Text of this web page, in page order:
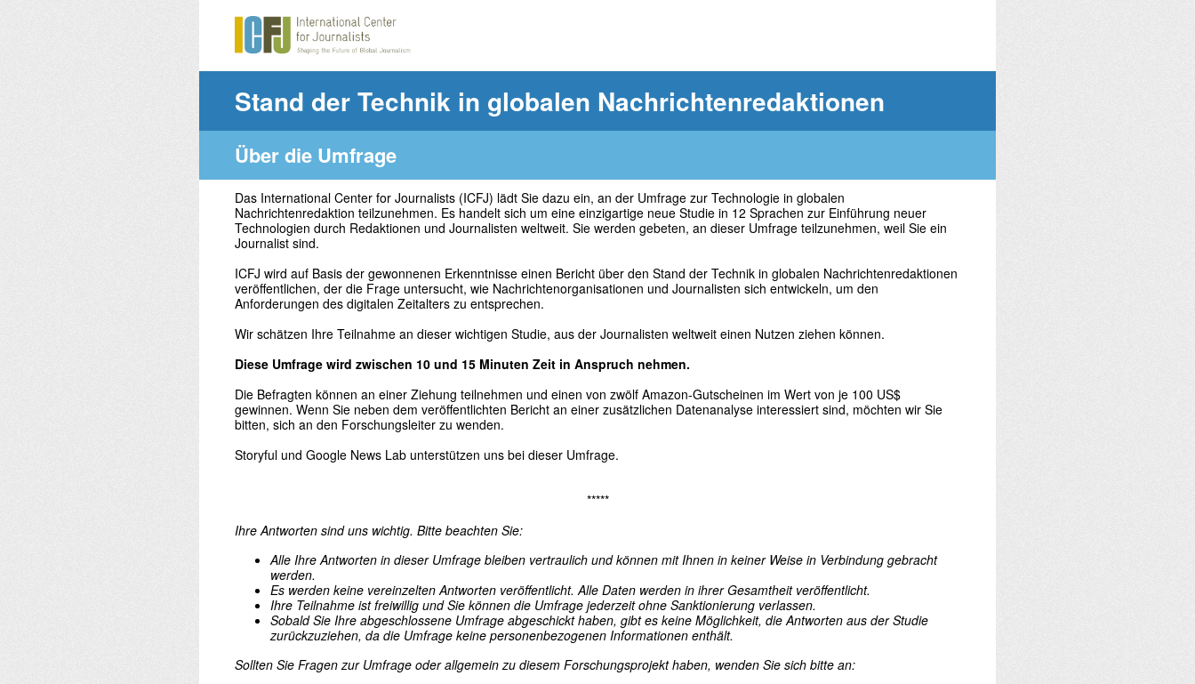
Stand der Technik in globalen Nachrichtenredaktionen
Über die Umfrage
Das International Center for Journalists (ICFJ) lädt Sie dazu ein, an der Umfrage zur Technologie in globalen
Nachrichtenredaktion teilzunehmen. Es handelt sich um eine einzigartige neue Studie in 12 Sprachen zur Einführung neuer
Technologien durch Redaktionen und Journalisten weltweit. Sie werden gebeten, an dieser Umfrage teilzunehmen, weil Sie ein
Journalist sind.
ICFJ wird auf Basis der gewonnenen Erkenntnisse einen Bericht über den Stand der Technik in globalen Nachrichtenredaktionen
veröffentlichen, der die Frage untersucht, wie Nachrichtenorganisationen und Journalisten sich entwickeln, um den
Anforderungen des digitalen Zeitalters zu entsprechen.
Wir schätzen Ihre Teilnahme an dieser wichtigen Studie, aus der Journalisten weltweit einen Nutzen ziehen können.
Diese Umfrage wird zwischen 10 und 15 Minuten Zeit in Anspruch nehmen.
Die Befragten können an einer Ziehung teilnehmen und einen von zwölf Amazon-Gutscheinen im Wert von je 100 US$
gewinnen. Wenn Sie neben dem veröffentlichten Bericht an einer zusätzlichen Datenanalyse interessiert sind, möchten wir Sie
bitten, sich an den Forschungsleiter zu wenden.
Storyful und Google News Lab unterstützen uns bei dieser Umfrage.
*****
Ihre Antworten sind uns wichtig. Bitte beachten Sie:
Alle Ihre Antworten in dieser Umfrage bleiben vertraulich und können mit Ihnen in keiner Weise in Verbindung gebracht
werden.
Es werden keine vereinzelten Antworten veröffentlicht. Alle Daten werden in ihrer Gesamtheit veröffentlicht.
Ihre Teilnahme ist freiwillig und Sie können die Umfrage jederzeit ohne Sanktionierung verlassen.
Sobald Sie Ihre abgeschlossene Umfrage abgeschickt haben, gibt es keine Möglichkeit, die Antworten aus der Studie
zurückzuziehen, da die Umfrage keine personenbezogenen Informationen enthält.
Sollten Sie Fragen zur Umfrage oder allgemein zu diesem Forschungsprojekt haben, wenden Sie sich bitte an: